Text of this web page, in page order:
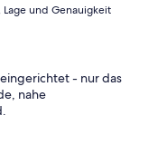
und Genauigkeit
- nur das
nahe